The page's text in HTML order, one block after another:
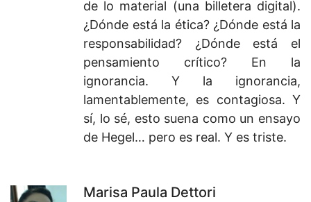
de lo material (una billetera digital).
¿Dónde está la ética? ¿Dónde está la
responsabilidad? ¿Dónde está el
pensamiento crítico? En la
ignorancia. Y la ignorancia,
lamentablemente, es contagiosa. Y
sí, lo sé, esto suena como un ensayo
de Hegel… pero es real. Y es triste.
Marisa Paula Dettori